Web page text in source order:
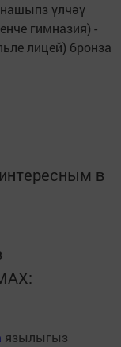
үлчәү
гимназия) -
лицей) бронза
в
язылыгыз